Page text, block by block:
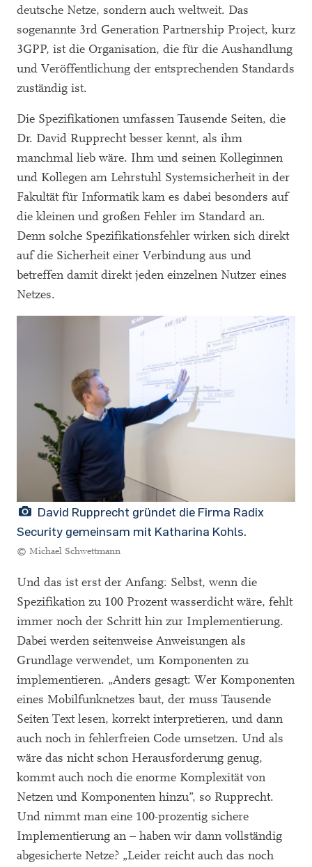
deutsche Netze, sondern auch weltweit. Das
sogenannte 3rd Generation Partnership Project, kurz
3GPP, ist die Organisation, die für die Aushandlung
und Veröffentlichung der entsprechenden Standards
zuständig ist.
Die Spezifikationen umfassen Tausende Seiten, die
Dr. David Rupprecht besser kennt, als ihm
manchmal lieb wäre. Ihm und seinen Kolleginnen
und Kollegen am Lehrstuhl Systemsicherheit in der
Fakultät für Informatik kam es dabei besonders auf
die kleinen und großen Fehler im Standard an.
Denn solche Spezifikationsfehler wirken sich direkt
auf die Sicherheit einer Verbindung aus und
betreffen damit direkt jeden einzelnen Nutzer eines
Netzes.
David Rupprecht gründet die Firma Radix
Security gemeinsam mit Katharina Kohls.
© Michael Schwettmann
Und das ist erst der Anfang: Selbst, wenn die
Spezifikation zu 100 Prozent wasserdicht wäre, fehlt
immer noch der Schritt hin zur Implementierung.
Dabei werden seitenweise Anweisungen als
Grundlage verwendet, um Komponenten zu
implementieren. „Anders gesagt: Wer Komponenten
eines Mobilfunknetzes baut, der muss Tausende
Seiten Text lesen, korrekt interpretieren, und dann
auch noch in fehlerfreien Code umsetzen. Und als
wäre das nicht schon Herausforderung genug,
kommt auch noch die enorme Komplexität von
Netzen und Komponenten hinzu”, so Rupprecht.
Und nimmt man eine 100-prozentig sichere
Implementierung an – haben wir dann vollständig
abgesicherte Netze? „Leider reicht auch das noch